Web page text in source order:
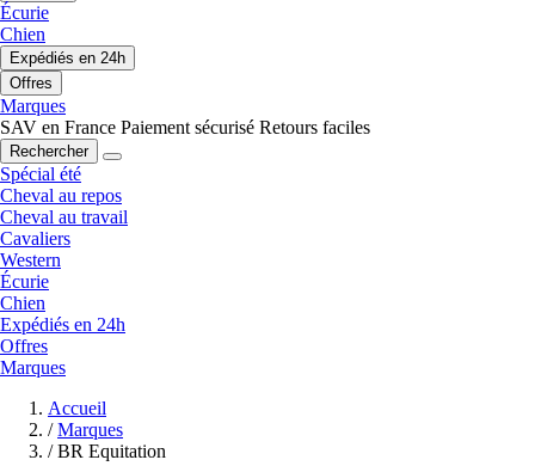
Écurie
Chien
Expédiés en 24h
Offres
Marques
SAV en France Paiement sécurisé Retours faciles
Rechercher
Spécial été
Cheval au repos
Cheval au travail
Cavaliers
Western
Écurie
Chien
Expédiés en 24h
Offres
Marques
Accueil
/ Marques
/ BR Equitation